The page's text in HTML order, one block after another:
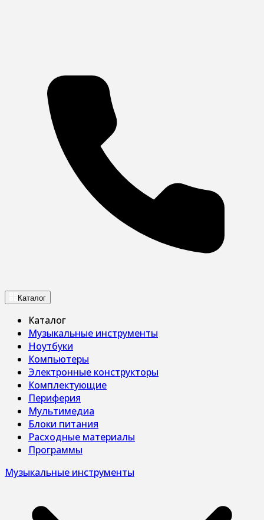
Каталог
Каталог
Музыкальные инструменты
Ноутбуки
Компьютеры
Электронные конструкторы
Комплектующие
Периферия
Мультимедиа
Блоки питания
Расходные материалы
Программы
Музыкальные инструменты